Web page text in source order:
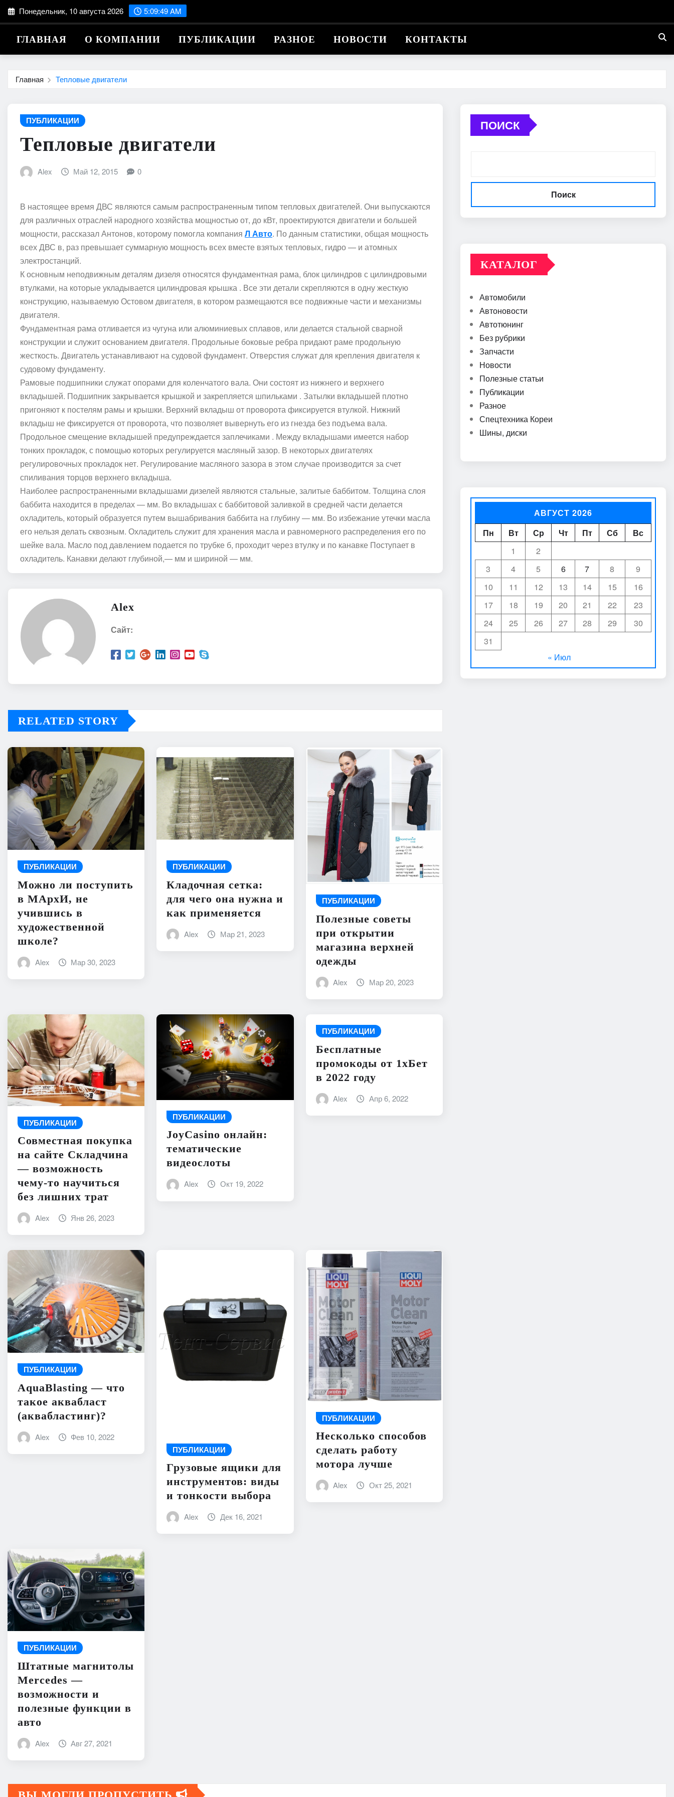
Перейти
к
содержимому
Понедельник, 10 августа 2026 5:09:50 AM
ГЛАВНАЯ О КОМПАНИИ ПУБЛИКАЦИИ РАЗНОЕ НОВОСТИ КОНТАКТЫ
Главная Тепловые двигатели
ПУБЛИКАЦИИ
Тепловые двигатели
Alex Май 12, 2015 0
В настоящее время ДВС являются самым распространенным типом тепловых двигателей. Они выпускаются
для различных отраслей народного хозяйства мощностью от, до кВт, проектируются двигатели и большей
мощности, рассказал Антонов, которому помогла компания Л Авто. По данным статистики, общая мощность
всех ДВС в, раз превышает суммарную мощность всех вместе взятых тепловых, гидро — и атомных
электростанций.
К основным неподвижным деталям дизеля относятся фундаментная рама, блок цилиндров с цилиндровыми
втулками, на которые укладывается цилиндровая крышка . Все эти детали скрепляются в одну жесткую
конструкцию, называемую Остовом двигателя, в котором размещаются все подвижные части и механизмы
двигателя.
Фундаментная рама отливается из чугуна или алюминиевых сплавов, или делается стальной сварной
конструкции и служит основанием двигателя. Продольные боковые ребра придают раме продольную
жесткость. Двигатель устанавливают на судовой фундамент. Отверстия служат для крепления двигателя к
судовому фундаменту.
Рамовые подшипники служат опорами для коленчатого вала. Они состоят из нижнего и верхнего
вкладышей. Подшипник закрывается крышкой и закрепляется шпильками . Затылки вкладышей плотно
пригоняют к постелям рамы и крышки. Верхний вкладыш от проворота фиксируется втулкой. Нижний
вкладыш не фиксируется от проворота, что позволяет вывернуть его из гнезда без подъема вала.
Продольное смещение вкладышей предупреждается заплечиками . Между вкладышами имеется набор
тонких прокладок, с помощью которых регулируется масляный зазор. В некоторых двигателях
регулировочных прокладок нет. Регулирование масляного зазора в этом случае производится за счет
спиливания торцов верхнего вкладыша.
Наиболее распространенными вкладышами дизелей являются стальные, залитые баббитом. Толщина слоя
баббита находится в пределах — мм. Во вкладышах с баббитовой заливкой в средней части делается
охладитель, который образуется путем вышабривания баббита на глубину — мм. Во избежание утечки масла
его нельзя делать сквозным. Охладитель служит для хранения масла и равномерного распределения его по
шейке вала. Масло под давлением подается по трубке б, проходит через втулку и по канавке Поступает в
охладитель. Канавки делают глубиной,— мм и шириной — мм.
Alex
Сайт:
RELATED STORY
ПУБЛИКАЦИИ
Можно ли поступить
в МАрхИ, не
учившись в
художественной
школе?
Alex Мар 30, 2023
ПУБЛИКАЦИИ
Кладочная сетка:
для чего она нужна и
как применяется
Alex Мар 21, 2023
ПУБЛИКАЦИИ
Полезные советы
при открытии
магазина верхней
одежды
Alex Мар 20, 2023
ПУБЛИКАЦИИ
Совместная покупка
на сайте Складчина
— возможность
чему-то научиться
без лишних трат
Alex Янв 26, 2023
ПУБЛИКАЦИИ
JoyCasino онлайн:
тематические
видеослоты
Alex Окт 19, 2022
ПУБЛИКАЦИИ
Бесплатные
промокоды от 1хБет
в 2022 году
Alex Апр 6, 2022
ПУБЛИКАЦИИ
AquaBlasting — что
такое аквабласт
(аквабластинг)?
Alex Фев 10, 2022
ПУБЛИКАЦИИ
Грузовые ящики для
инструментов: виды
и тонкости выбора
Alex Дек 16, 2021
ПУБЛИКАЦИИ
Несколько способов
сделать работу
мотора лучше
Alex Окт 25, 2021
ПУБЛИКАЦИИ
Штатные магнитолы
Mercedes —
возможности и
полезные функции в
авто
Alex Авг 27, 2021
ПОИСК
Поиск
КАТАЛОГ
Автомобили
Автоновости
Автотюнинг
Без рубрики
Запчасти
Новости
Полезные статьи
Публикации
Разное
Спецтехника Кореи
Шины, диски
АВГУСТ 2026
Пн
Вт Ср Чт Пт Сб
Вс
1
2
3
4 5 6 7 8
9
10
11 12 13 14 15
16
17
18 19 20 21 22
23
24
25 26 27 28 29
30
31
« Июл